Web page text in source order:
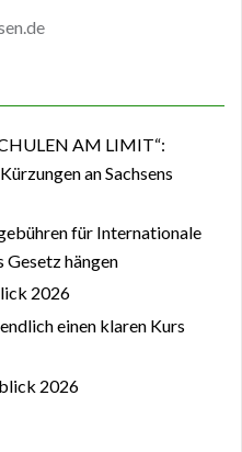
AM LIMIT“:
an Sachsens
für Internationale
Gesetz hängen
2026
einen klaren Kurs
2026